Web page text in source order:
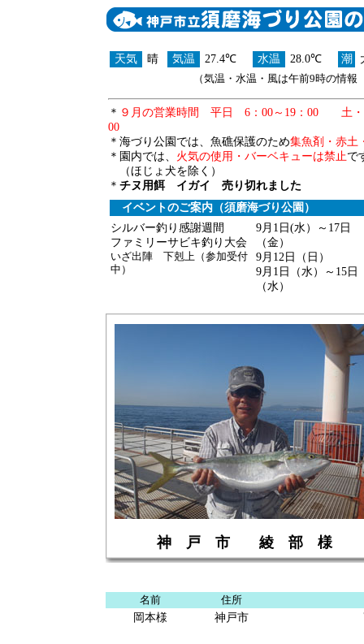
天気 晴 気温 27.4℃ 水温 28.0℃ 潮
（気温・水温・風は午前9時の
＊ ９月の営業時間 平日 6：00～19：00 土
00
＊海づり公園では、魚礁保護のため集魚剤・赤土
＊園内では、 火気の使用・バーベキューは禁止で
（ほじょ犬を除く）
＊ チヌ用餌 イガイ 売り切れました
イベントのご案内（須磨海づり公園）
シルバー釣り感謝週間
ファミリーサビキ釣り大会
いざ出陣 下剋上（参加受付
中）
9月1日(水）～17日
（金）
9月12日（日）
9月1日（水）～15日
（水）
神 戸 市 綾 部 様
名前
住所
岡本様
神戸市